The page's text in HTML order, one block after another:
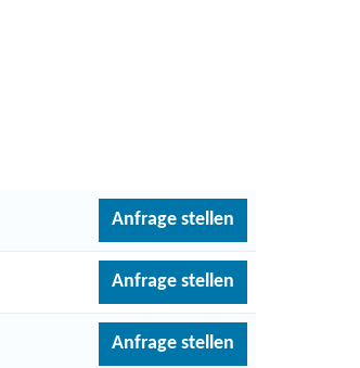
Anfrage stellen
Anfrage stellen
Anfrage stellen